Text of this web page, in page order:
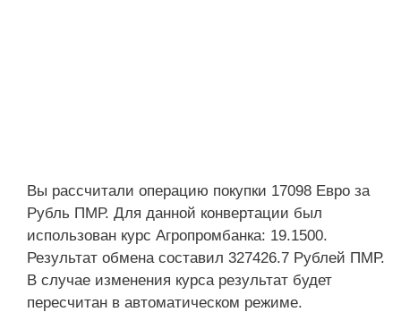
Вы рассчитали операцию покупки 17098 Евро за
Рубль ПМР. Для данной конвертации был
использован курс Агропромбанка: 19.1500.
Результат обмена составил 327426.7 Рублей ПМР.
В случае изменения курса результат будет
пересчитан в автоматическом режиме.